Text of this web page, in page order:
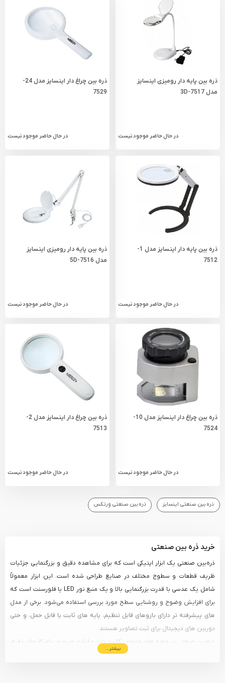
ذره بین پایه دار رومیزی اینسایز
مدل 3D-7517
در حال حاضر موجود نیست
ذره بین چراغ دار اینسایز مدل 24-
7529
در حال حاضر موجود نیست
ذره بین پایه دار اینسایز مدل 1-
7512
در حال حاضر موجود نیست
ذره بین پایه دار رومیزی اینسایز
مدل 7516-5D
در حال حاضر موجود نیست
ذره بین چراغ دار اینسایز مدل 10-
7524
در حال حاضر موجود نیست
ذره بین چراغ دار اینسایز مدل 2-
7513
در حال حاضر موجود نیست
ذره بین صنعتی اینسایز ذره بین صنعتی ورتکس
خرید ذره بین صنعتی
ذره‌بین صنعتی یک ابزار اپتیکی است که برای مشاهده دقیق و بزرگنمایی جزئیات
ظریف قطعات و سطوح مختلف در صنایع طراحی شده است. این ابزار معمولاً
شامل یک عدسی با قدرت بزرگنمایی بالا و یک منبع نور LED یا فلورسنت است که
برای افزایش وضوح و روشنایی سطح مورد بررسی استفاده می‌شود. برخی از مدل‌
های پیشرفته‌ تر دارای بازوهای قابل تنظیم، پایه‌ های ثابت یا قابل حمل، و حتی
دوربین‌ های دیجیتال برای ثبت تصاویر هستند.
ذره‌بین صنعتی در حوزه‌ های متنوعی کاربرد دارد و ابزاری ضروری برای کارهای دقیق
محسوب می‌ شود. در صنعت الکترونیک برای بررسی لحیم‌ کاری‌ ها، اتصالات
بیشتر...